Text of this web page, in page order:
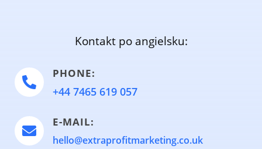
Kontakt po angielsku:

PHONE:
+44 7465 619 057

E-MAIL:
hello@extraprofitmarketing.co.uk